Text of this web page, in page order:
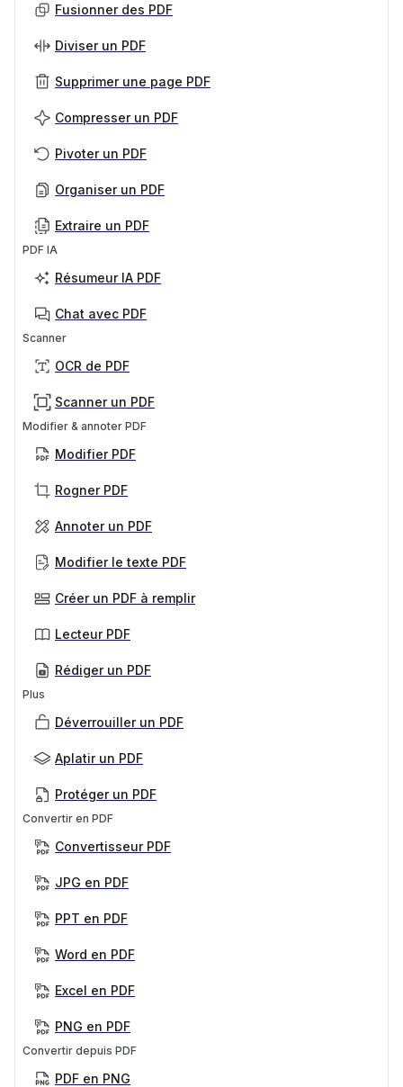
Fusionner des PDF
Diviser un PDF
Supprimer une page PDF
Compresser un PDF
Pivoter un PDF
Organiser un PDF
Extraire un PDF
PDF IA
Résumeur IA PDF
Chat avec PDF
Scanner
OCR de PDF
Scanner un PDF
Modifier & annoter PDF
Modifier PDF
Rogner PDF
Annoter un PDF
Modifier le texte PDF
Créer un PDF à remplir
Lecteur PDF
Rédiger un PDF
Plus
Déverrouiller un PDF
Aplatir un PDF
Protéger un PDF
Convertir en PDF
Convertisseur PDF
JPG en PDF
PPT en PDF
Word en PDF
Excel en PDF
PNG en PDF
Convertir depuis PDF
PDF en PNG